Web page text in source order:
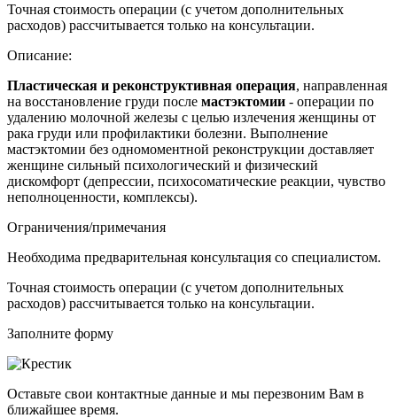
Точная стоимость операции (с учетом дополнительных
расходов) рассчитывается только на консультации.
Описание:
Пластическая и реконструктивная операция, направленная
на восстановление груди после мастэктомии - операции по
удалению молочной железы с целью излечения женщины от
рака груди или профилактики болезни. Выполнение
мастэктомии без одномоментной реконструкции доставляет
женщине сильный психологический и физический
дискомфорт (депрессии, психосоматические реакции, чувство
неполноценности, комплексы).
Ограничения/примечания
Необходима предварительная консультация со специалистом.
Точная стоимость операции (с учетом дополнительных
расходов) рассчитывается только на консультации.
Заполните форму
Оставьте свои контактные данные и мы перезвоним Вам в
ближайшее время.